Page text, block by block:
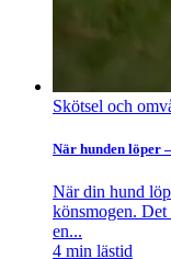
Skötsel och
När hunden löper
När din hund
könsmogen.
en...
4 min lästid